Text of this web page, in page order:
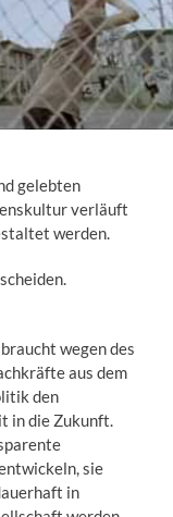
gelebten
verläuft
werden.
wegen des
aus dem
den
in die Zukunft.
sie
in